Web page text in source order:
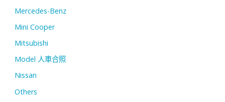
Mercedes-Benz
Mini Cooper
Mitsubishi
Model 人車合照
Nissan
Others